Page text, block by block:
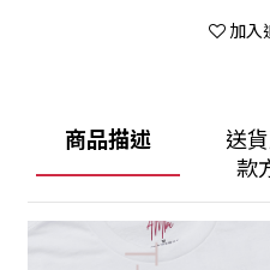
加入
商品描述
送
款